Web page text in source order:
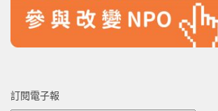
訂閱電子報